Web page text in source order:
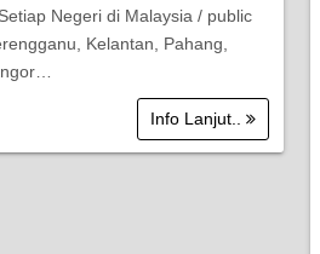
Negeri di Malaysia / public
Kelantan, Pahang,
Info Lanjut..